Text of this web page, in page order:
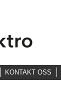
KONTAKT OSS